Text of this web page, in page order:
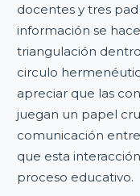
docentes y tres
información se
triangulación
circulo
apreciar que las
juegan un papel
comunicación
que esta
proceso educativo.